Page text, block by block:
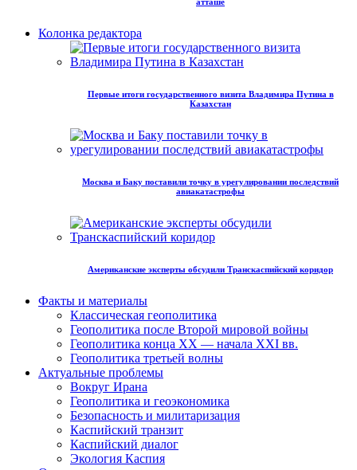
Колонка редактора
Первые итоги государственного визита Владимира Путина в
Казахстан
Москва и Баку поставили точку в урегулировании последствий
авиакатастрофы
Американские эксперты обсудили Транскаспийский коридор
Факты и материалы
Классическая геополитика
Геополитика после Второй мировой войны
Геополитика конца XX — начала XXI вв.
Геополитика третьей волны
Актуальные проблемы
Вокруг Ирана
Геополитика и геоэкономика
Безопасность и милитаризация
Каспийский транзит
Каспийский диалог
Экология Каспия